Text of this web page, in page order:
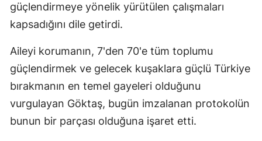
güçlendirmeye yönelik yürütülen çalışmaları
kapsadığını dile getirdi.
Aileyi korumanın, 7'den 70'e tüm toplumu
güçlendirmek ve gelecek kuşaklara güçlü Türkiye
bırakmanın en temel gayeleri olduğunu
vurgulayan Göktaş, bugün imzalanan protokolün
bunun bir parçası olduğuna işaret etti.